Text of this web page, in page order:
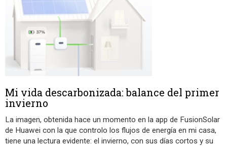
Mi vida descarbonizada: balance del primer
invierno
La imagen, obtenida hace un momento en la app de FusionSolar
de Huawei con la que controlo los flujos de energía en mi casa,
tiene una lectura evidente: el invierno, con sus días cortos y su